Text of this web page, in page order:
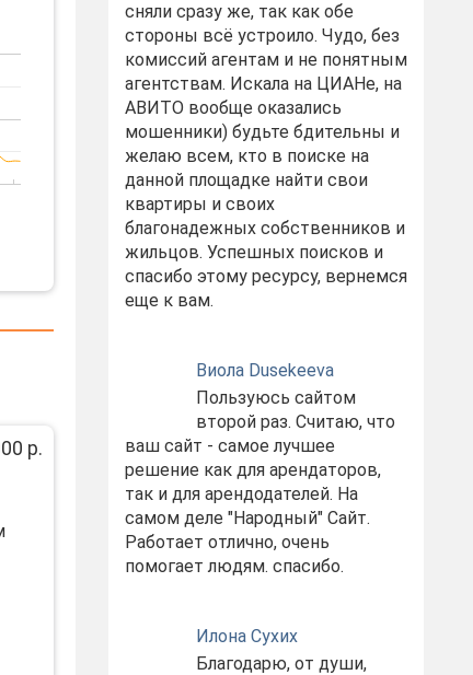
р.
сняли сразу же, так как обе
стороны всё устроило. Чудо, без
комиссий агентам и не понятным
агентствам. Искала на ЦИАНе, на
АВИТО вообще оказались
мошенники) будьте бдительны и
желаю всем, кто в поиске на
данной площадке найти свои
квартиры и своих
благонадежных собственников и
жильцов. Успешных поисков и
спасибо этому ресурсу, вернемся
еще к вам.
Виола Dusekeeva
Пользуюсь сайтом
второй раз. Считаю, что
ваш сайт - самое лучшее
решение как для арендаторов,
так и для арендодателей. На
самом деле "Народный" Сайт.
Работает отлично, очень
помогает людям. спасибо.
Илона Сухих
Благодарю, от души,